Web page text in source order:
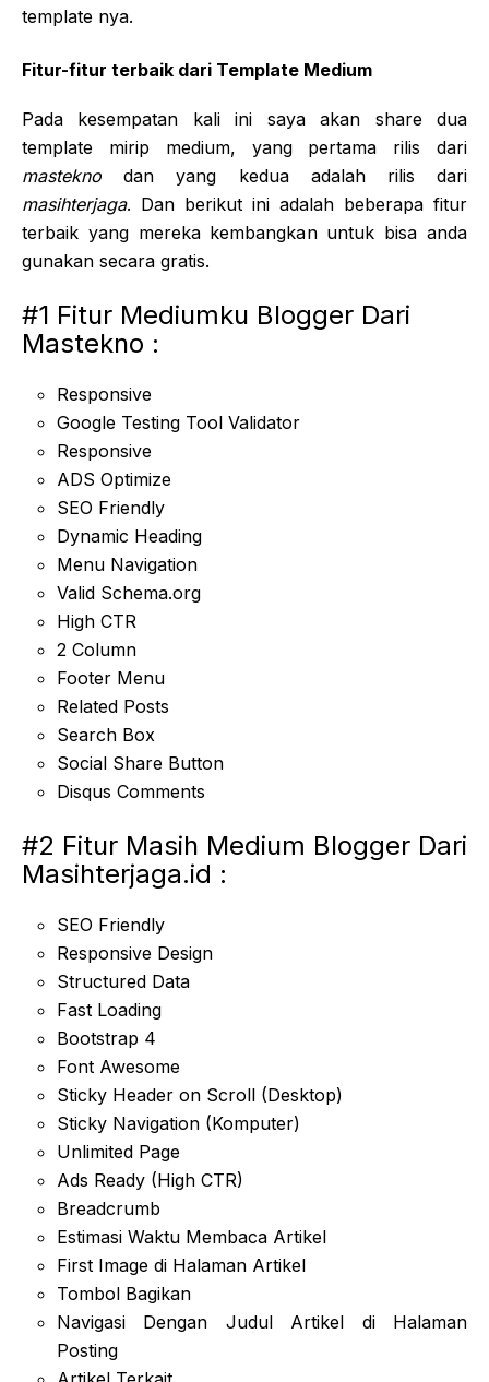
template nya.
Fitur-fitur terbaik dari Template Medium
Pada kesempatan kali ini saya akan share dua
template mirip medium, yang pertama rilis dari
mastekno dan yang kedua adalah rilis dari
masihterjaga. Dan berikut ini adalah beberapa fitur
terbaik yang mereka kembangkan untuk bisa anda
gunakan secara gratis.
#1 Fitur Mediumku Blogger Dari
Mastekno :
Responsive
Google Testing Tool Validator
Responsive
ADS Optimize
SEO Friendly
Dynamic Heading
Menu Navigation
Valid Schema.org
High CTR
2 Column
Footer Menu
Related Posts
Search Box
Social Share Button
Disqus Comments
#2 Fitur Masih Medium Blogger Dari
Masihterjaga.id :
SEO Friendly
Responsive Design
Structured Data
Fast Loading
Bootstrap 4
Font Awesome
Sticky Header on Scroll (Desktop)
Sticky Navigation (Komputer)
Unlimited Page
Ads Ready (High CTR)
Breadcrumb
Estimasi Waktu Membaca Artikel
First Image di Halaman Artikel
Tombol Bagikan
Navigasi Dengan Judul Artikel di Halaman
Posting